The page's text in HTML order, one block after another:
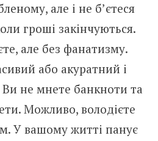
але і не б’єтеся
гроші закінчуються.
але без фанатизму.
або акуратний і
не мнете банкноти та
Можливо, володієте
У вашому житті панує